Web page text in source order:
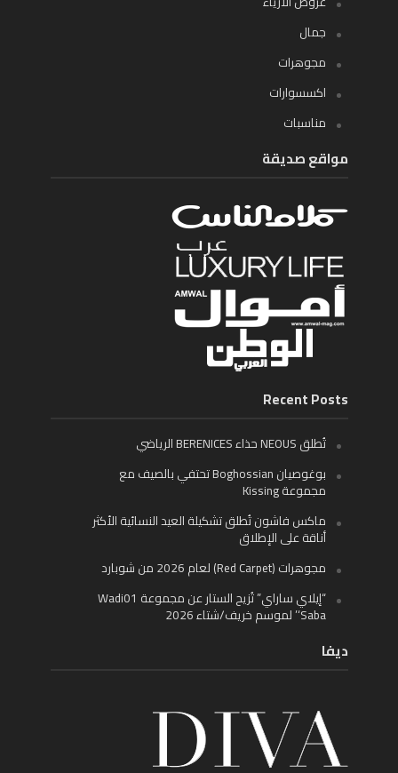
جمال
مجوهرات
اكسسوارات
مناسبات
مواقع صديقة
Recent Posts
تُطلق NEOUS حذاء BERENICES الرياضي
بوغوصيان Boghossian تحتفي بالصيف مع
مجموعة Kissing
ماكس فاشون تُطلق تشكيلة العيد النسائية الأكثر
أناقة على الإطلاق
مجوهرات (Red Carpet) لعام 2026 من شوبارد
“إيلاي ساراي” تُزيح الستار عن مجموعة Wadi01
‘Saba’ لموسم خريف/شتاء 2026
ديفا